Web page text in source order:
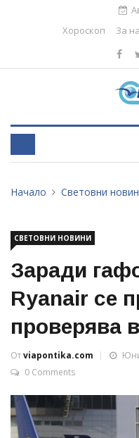
Хороскоп
За
Начало Световни
СВЕТОВНИ НОВИНИ
Заради
Ryanair се
проверява
Отviapontika.com
0 Comments